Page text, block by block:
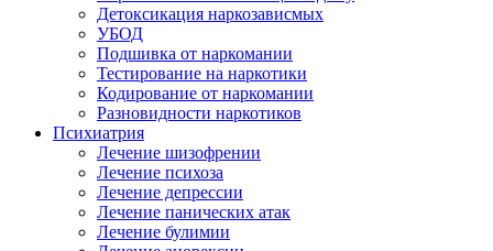
Детоксикация наркозависмых
УБОД
Подшивка от наркомании
Тестирование на наркотики
Кодирование от наркомании
Разновидности наркотиков
Психиатрия
Лечение шизофрении
Лечение психоза
Лечение депрессии
Лечение панических атак
Лечение булимии